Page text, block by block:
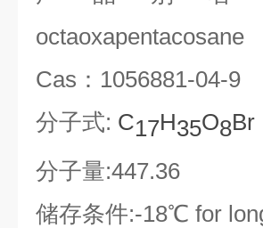
octaoxapentacosane
Cas ： 1056881-04-9
分子式: C17H35O8Br
分子量:447.36
储存条件:-18℃ for